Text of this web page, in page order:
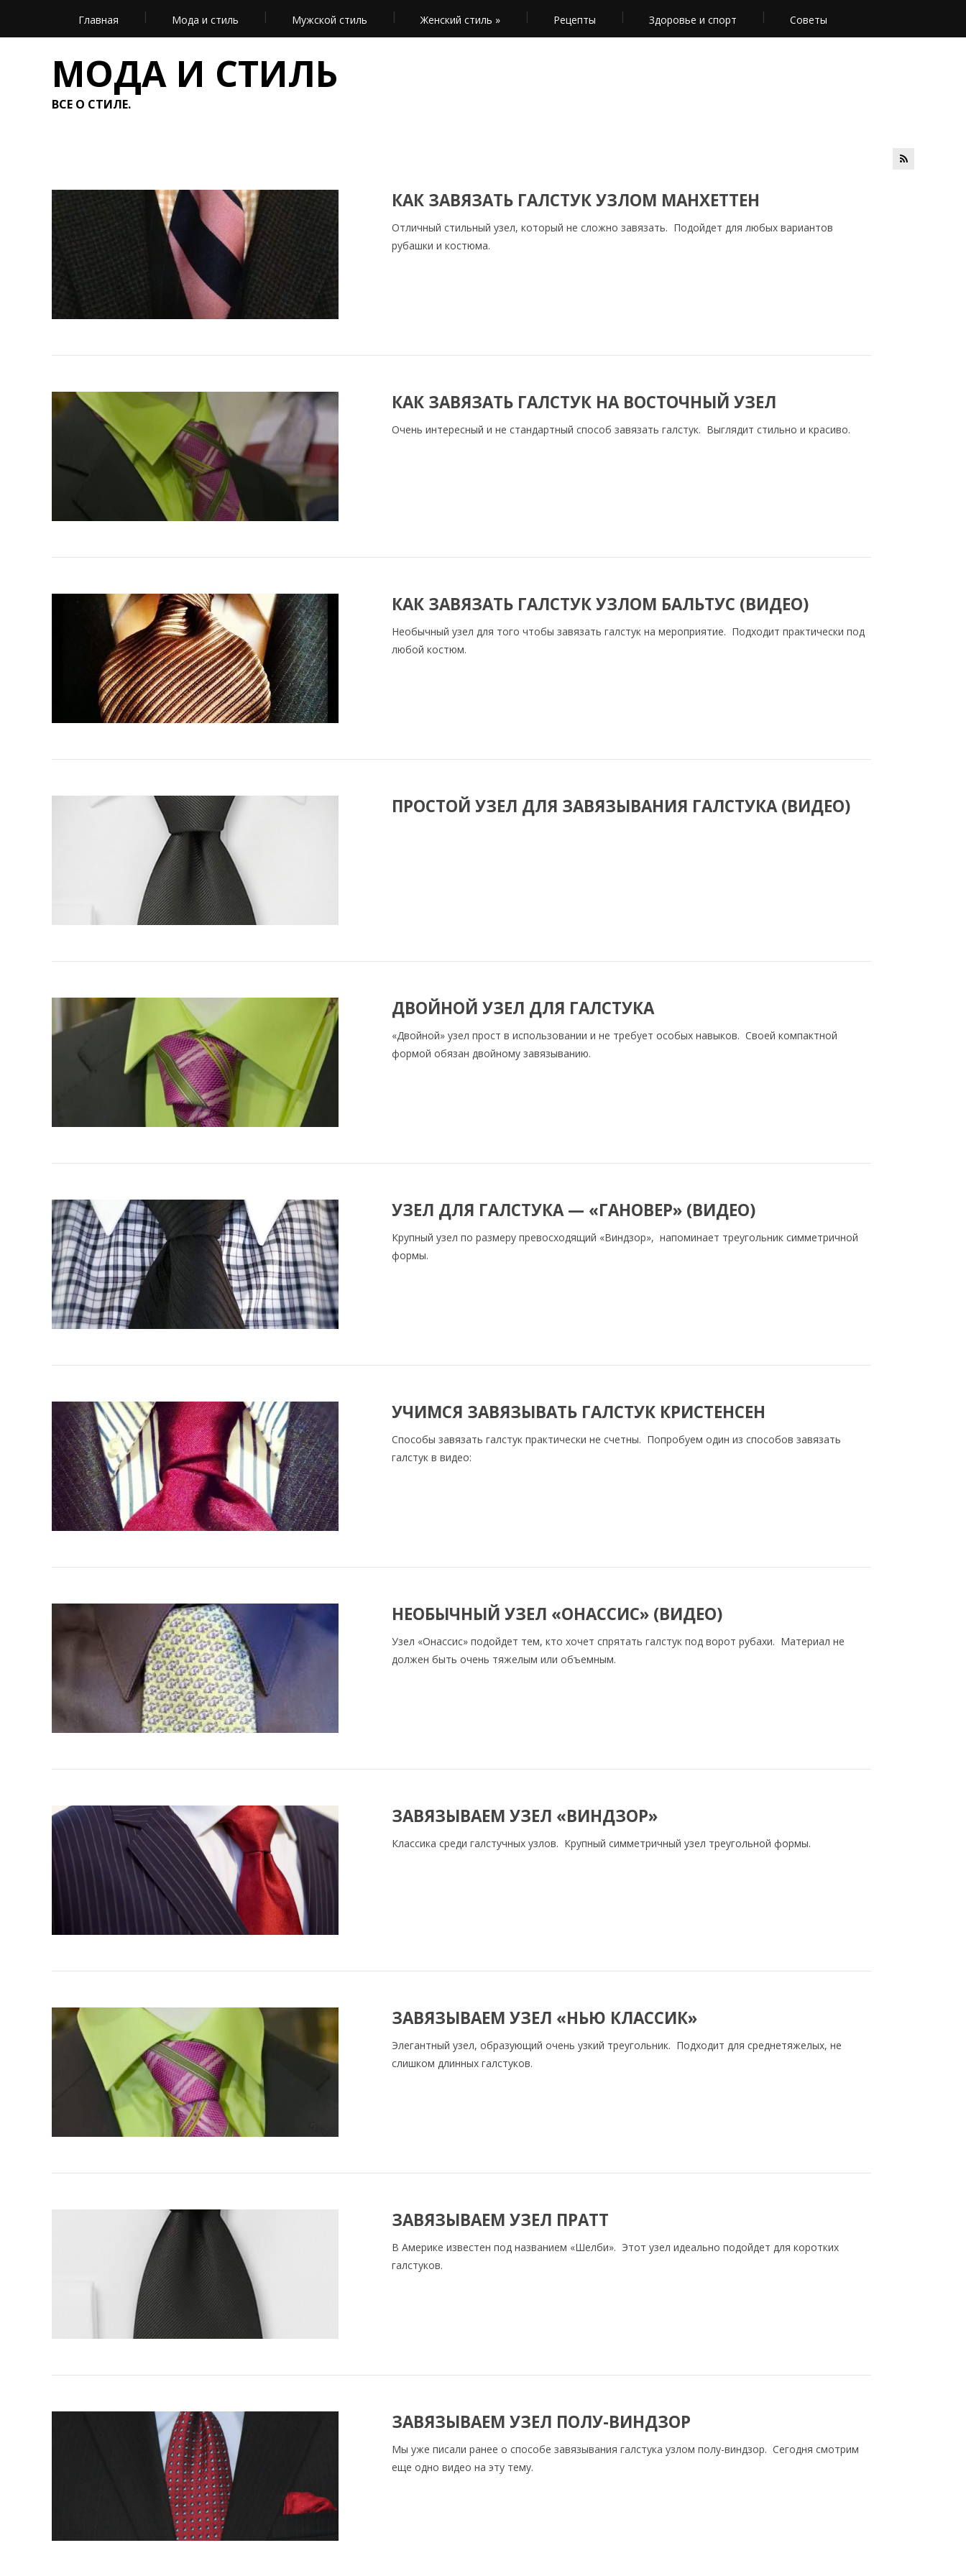
Главная Мода и стиль Мужской стиль Женский стиль » Рецепты Здоровье и спорт Советы
МОДА И СТИЛЬ
ВСЕ О СТИЛЕ.
КАК ЗАВЯЗАТЬ ГАЛСТУК УЗЛОМ МАНХЕТТЕН
Отличный стильный узел, который не сложно завязать. Подойдет для любых вариантов
рубашки и костюма.
КАК ЗАВЯЗАТЬ ГАЛСТУК НА ВОСТОЧНЫЙ УЗЕЛ
Очень интересный и не стандартный способ завязать галстук. Выглядит стильно и красиво.
КАК ЗАВЯЗАТЬ ГАЛСТУК УЗЛОМ БАЛЬТУС (ВИДЕО)
Необычный узел для того чтобы завязать галстук на мероприятие. Подходит практически под
любой костюм.
ПРОСТОЙ УЗЕЛ ДЛЯ ЗАВЯЗЫВАНИЯ ГАЛСТУКА (ВИДЕО)
ДВОЙНОЙ УЗЕЛ ДЛЯ ГАЛСТУКА
«Двойной» узел прост в использовании и не требует особых навыков. Своей компактной
формой обязан двойному завязыванию.
УЗЕЛ ДЛЯ ГАЛСТУКА — «ГАНОВЕР» (ВИДЕО)
Крупный узел по размеру превосходящий «Виндзор», напоминает треугольник симметричной
формы.
УЧИМСЯ ЗАВЯЗЫВАТЬ ГАЛСТУК КРИСТЕНСЕН
Способы завязать галстук практически не счетны. Попробуем один из способов завязать
галстук в видео:
НЕОБЫЧНЫЙ УЗЕЛ «ОНАССИС» (ВИДЕО)
Узел «Онассис» подойдет тем, кто хочет спрятать галстук под ворот рубахи. Материал не
должен быть очень тяжелым или объемным.
ЗАВЯЗЫВАЕМ УЗЕЛ «ВИНДЗОР»
Классика среди галстучных узлов. Крупный симметричный узел треугольной формы.
ЗАВЯЗЫВАЕМ УЗЕЛ «НЬЮ КЛАССИК»
Элегантный узел, образующий очень узкий треугольник. Подходит для среднетяжелых, не
слишком длинных галстуков.
ЗАВЯЗЫВАЕМ УЗЕЛ ПРАТТ
В Америке известен под названием «Шелби». Этот узел идеально подойдет для коротких
галстуков.
ЗАВЯЗЫВАЕМ УЗЕЛ ПОЛУ-ВИНДЗОР
Мы уже писали ранее о способе завязывания галстука узлом полу-виндзор. Сегодня смотрим
еще одно видео на эту тему.